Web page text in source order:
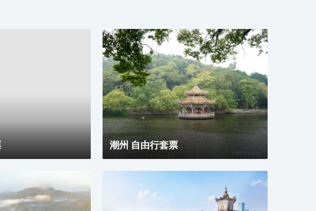
影院，享受震撼視聽盛宴。-貼心服務:酒店設有洗衣
房，並提供烘乾服務，解決您的洗衣煩惱，讓旅途更加
輕鬆自在。歡橙酒店是您商務出行、休閒度假的理想之
選。期待您的光臨！温馨提示，圖片僅供參考，無法涵
蓋所有房型，詳細的實物照片請諮詢酒店。
潮州 自由行套票